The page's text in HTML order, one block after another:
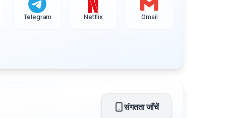
Telegram Netflix Gmail
संगतता जाँचें